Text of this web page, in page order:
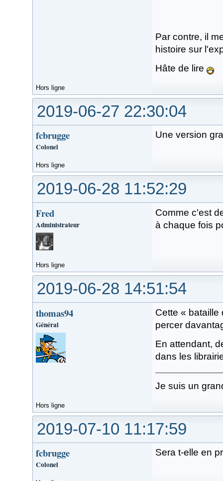
Par contre, il
histoire sur
Hâte de lire
Hors ligne
2019-06-27 22:30:04
fcbrugge
Colonel
Une version
Hors ligne
2019-06-28 11:52:29
Fred
Administrateur
Comme c'est
à chaque fois
Hors ligne
2019-06-28 14:51:54
thomas94
Général
Cette « bataille
percer
En attendant,
dans les
Je suis un
Hors ligne
2019-07-10 11:17:59
fcbrugge
Colonel
Sera t-elle en